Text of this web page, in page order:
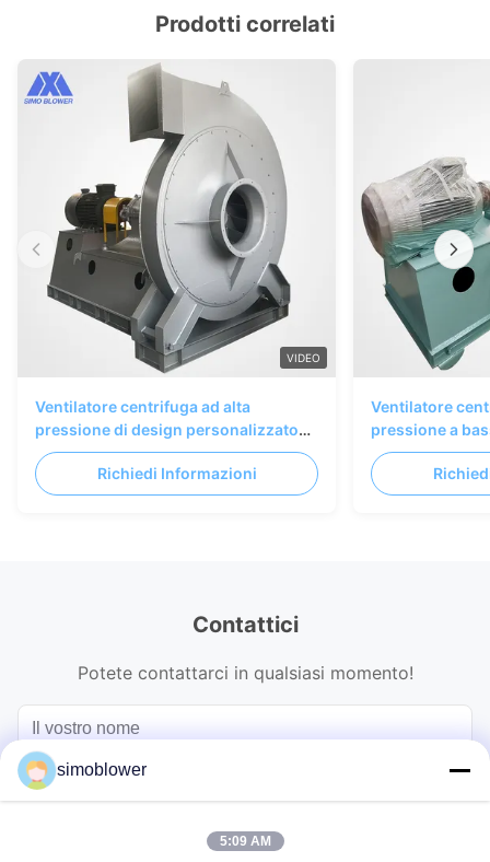
vibrazione, dispositivo d'avviamento
molle, invertitore, sistema dello strumento
del monitoraggio elettrico speciale di
sistema, del motore, di lubrificazione,
carro armato sopraelevato ecc del
lubrificante
Prodotti correlati
VIDEO
Ventilatore centrifuga ad alta
pressione di design personalizzato
per la resistenza alle alte temperature
e il trasporto di gas energeticamente
efficiente
Richiedi Informazioni
Ventilatore
pressione a
trasporto di
Contattici
Potete contattarci in qualsiasi momento!
simoblower
5:09 AM